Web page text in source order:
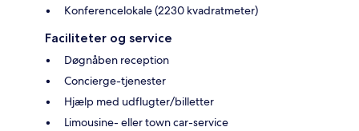
Konferencelokale (2230 kvadratmeter)
Faciliteter og service
Døgnåben reception
Concierge-tjenester
Hjælp med udflugter/billetter
Limousine- eller town car-service